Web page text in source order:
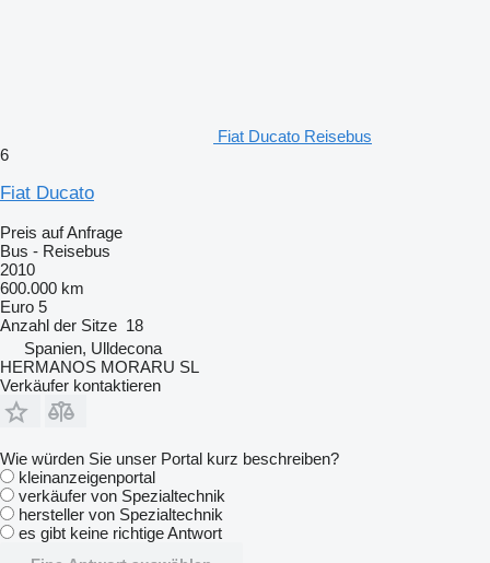
Fiat Ducato Reisebus
6
Fiat Ducato
Preis auf Anfrage
Bus - Reisebus
2010
600.000 km
Euro 5
Anzahl der Sitze 18
Spanien, Ulldecona
HERMANOS MORARU SL
Verkäufer kontaktieren
Wie würden Sie unser Portal kurz beschreiben?
kleinanzeigenportal
verkäufer von Spezialtechnik
hersteller von Spezialtechnik
es gibt keine richtige Antwort